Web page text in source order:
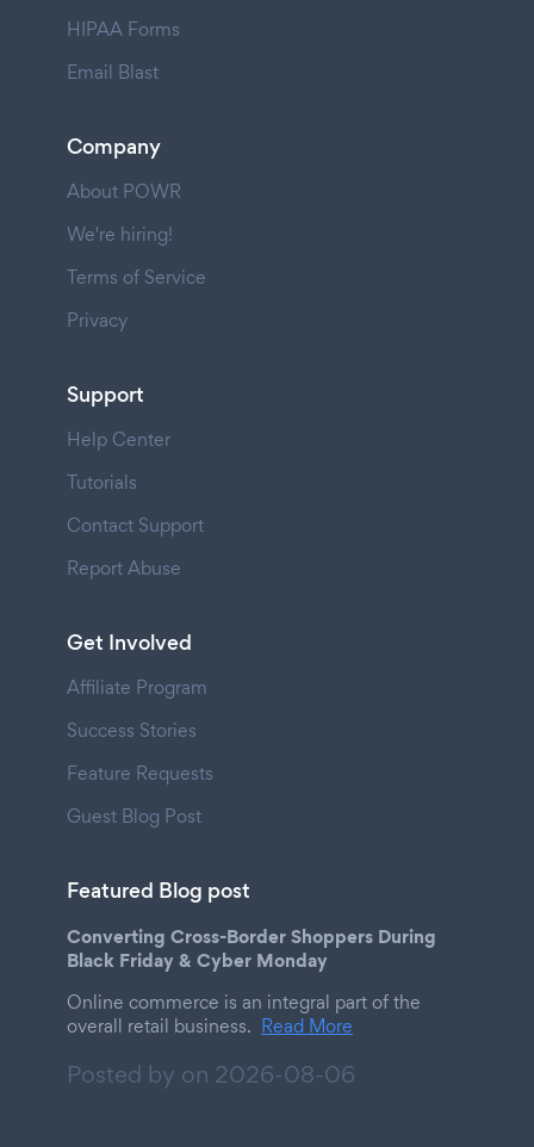
HIPAA Forms
Email Blast
Company
About POWR
We're hiring!
Terms of Service
Privacy
Support
Help Center
Tutorials
Contact Support
Report Abuse
Get Involved
Affiliate Program
Success Stories
Feature Requests
Guest Blog Post
Featured Blog post
Converting Cross-Border Shoppers During
Black Friday & Cyber Monday
Online commerce is an integral part of the
overall retail business. Read More
Posted by on 2026-08-06